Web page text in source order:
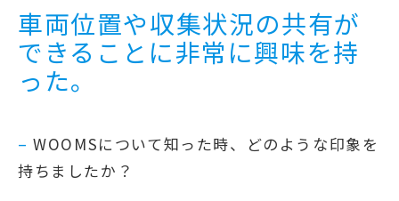
車両位置や収集状況の共有が
できることに非常に興味を持
った。
– WOOMSについて知った時、どのような印象を
持ちましたか？